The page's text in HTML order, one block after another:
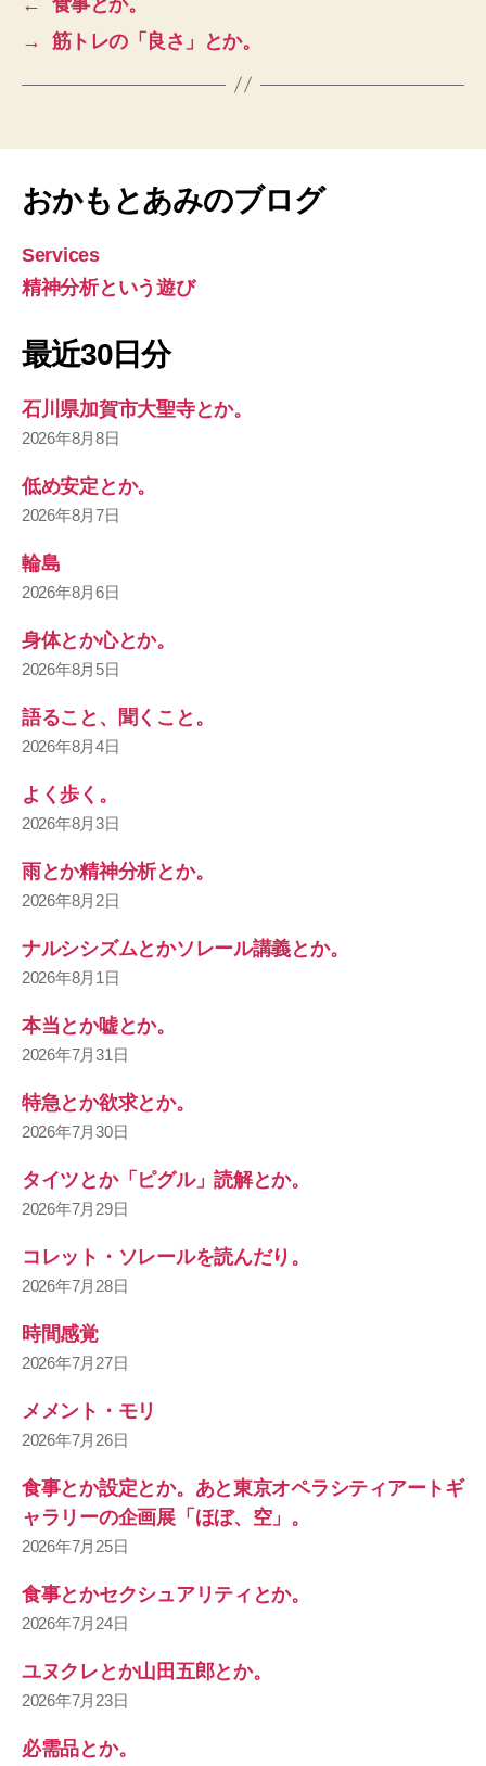
→
筋トレの「良さ」とか。
おかもとあみのブログ
Services
精神分析という遊び
最近30日分
石川県加賀市大聖寺とか。
2026年8月8日
低め安定とか。
2026年8月7日
輪島
2026年8月6日
身体とか心とか。
2026年8月5日
語ること、聞くこと。
2026年8月4日
よく歩く。
2026年8月3日
雨とか精神分析とか。
2026年8月2日
ナルシシズムとかソレール講義とか。
2026年8月1日
本当とか嘘とか。
2026年7月31日
特急とか欲求とか。
2026年7月30日
タイツとか「ピグル」読解とか。
2026年7月29日
コレット・ソレールを読んだり。
2026年7月28日
時間感覚
2026年7月27日
メメント・モリ
2026年7月26日
食事とか設定とか。あと東京オペラシティアートギ
ャラリーの企画展「ほぼ、空」。
2026年7月25日
食事とかセクシュアリティとか。
2026年7月24日
ユヌクレとか山田五郎とか。
2026年7月23日
必需品とか。